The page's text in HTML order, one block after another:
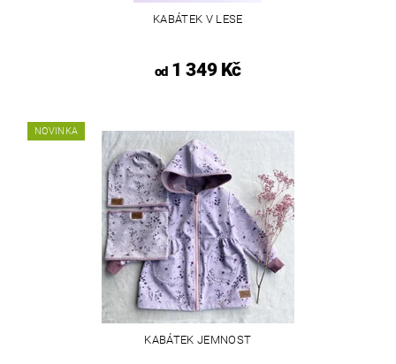
KABÁTEK V LESE
od1 349 Kč
NOVINKA
KABÁTEK JEMNOST